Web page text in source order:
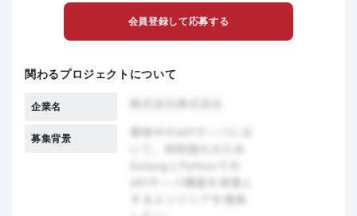
会員登録して応募する
関わるプロジェクトについて
企業名
募集背景